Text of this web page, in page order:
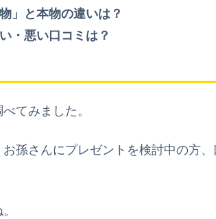
」と本物の違いは？
・悪い口コミは？
てみました。
孫さんにプレゼントを検討中の方